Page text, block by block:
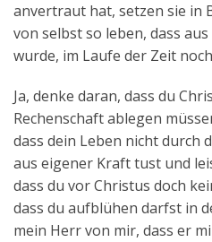
anvertraut hat, setzen sie in
von selbst so leben, dass
wurde, im Laufe der Zeit
Ja, denke daran, dass du
Rechenschaft ablegen
dass dein Leben nicht durch
aus eigener Kraft tust und
dass du vor Christus doch
dass du aufblühen darfst in
mein Herr von mir, dass er